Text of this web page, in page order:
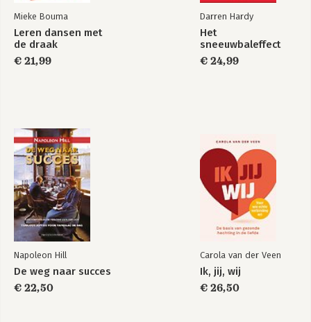
Mieke Bouma
Leren dansen met
de draak
€ 21,99
Darren Hardy
Het
sneeuwbaleffect
€ 24,99
Napoleon Hill
De weg naar succes
€ 22,50
Carola van der Veen
Ik, jij, wij
€ 26,50